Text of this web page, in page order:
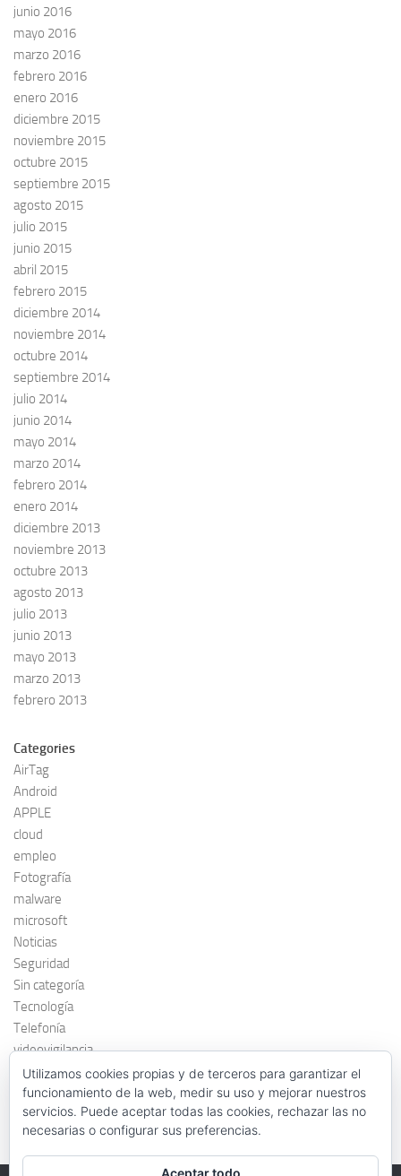
junio 2016
mayo 2016
marzo 2016
febrero 2016
enero 2016
diciembre 2015
noviembre 2015
octubre 2015
septiembre 2015
agosto 2015
julio 2015
junio 2015
abril 2015
febrero 2015
diciembre 2014
noviembre 2014
octubre 2014
septiembre 2014
julio 2014
junio 2014
mayo 2014
marzo 2014
febrero 2014
enero 2014
diciembre 2013
noviembre 2013
octubre 2013
agosto 2013
julio 2013
junio 2013
mayo 2013
marzo 2013
febrero 2013
Categories
AirTag
Android
APPLE
cloud
empleo
Fotografía
malware
microsoft
Noticias
Seguridad
Sin categoría
Tecnología
Telefonía
videovigilancia
windows 7
Utilizamos cookies propias y de terceros para garantizar el
funcionamiento de la web, medir su uso y mejorar nuestros
servicios. Puede aceptar todas las cookies, rechazar las no
necesarias o configurar sus preferencias.
Aceptar todo